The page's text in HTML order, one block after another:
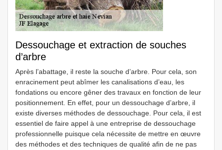
Dessouchage et extraction de souches
d’arbre
Après l’abattage, il reste la souche d’arbre. Pour cela, son
enracinement peut abîmer les canalisations d’eau, les
fondations ou encore gêner des travaux en fonction de leur
positionnement. En effet, pour un dessouchage d’arbre, il
existe diverses méthodes de dessouchage. Pour cela, il est
essentiel de faire appel à une entreprise de dessouchage
professionnelle puisque cela nécessite de mettre en œuvre
des méthodes et des techniques de qualité afin de ne pas